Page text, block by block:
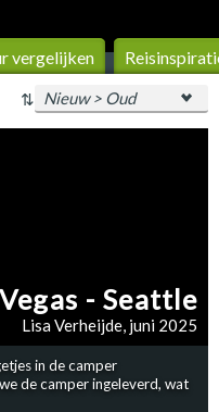
vergelijken
⇅
in de camper
de camper ingeleverd, wat
- Seattle
Lisa Verheijde, juni 2025